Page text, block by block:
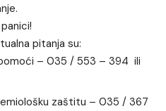
pitanja su:
– 035 / 553 – 394 ili
zaštitu – 035 / 367